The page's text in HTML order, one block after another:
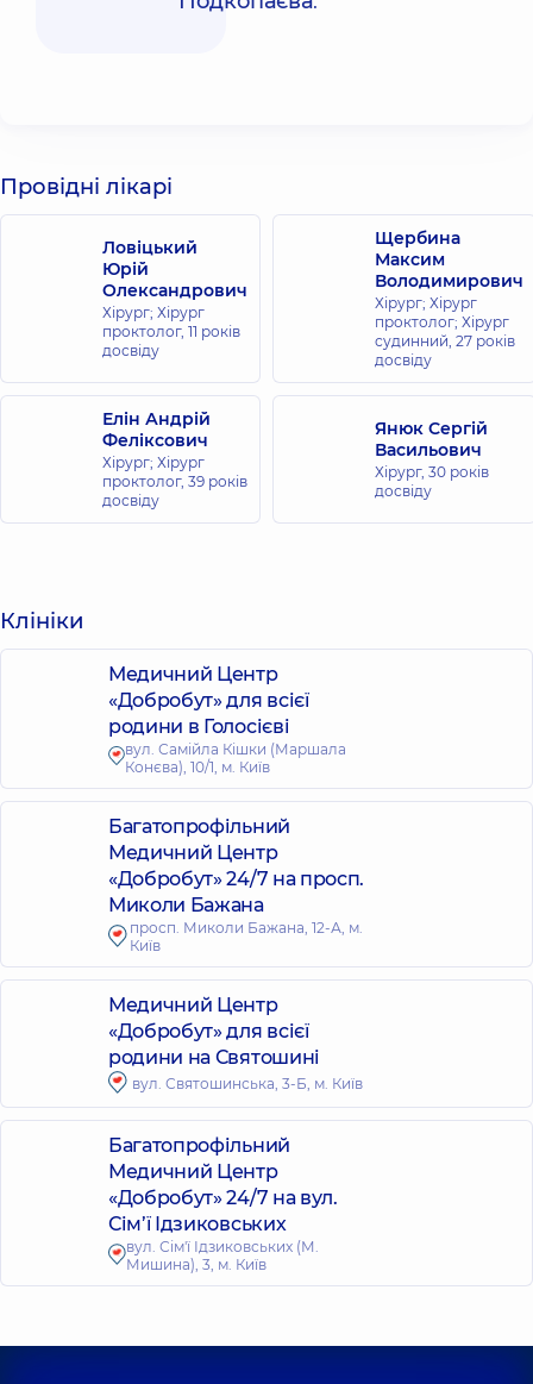
Провідні лікарі
Ловіцький
Юрій
Олександрович
Хірург; Хірург
проктолог, 11 років
досвіду
Щербина
Максим
Володимирович
Хірург; Хірург
проктолог; Хірург
судинний, 27 років
досвіду
Елін Андрій
Феліксович
Хірург; Хірург
проктолог, 39 років
досвіду
Янюк Сергій
Васильович
Хірург, 30 років
досвіду
Клініки
Медичний Центр
«Добробут» для всієї
родини в Голосієві
вул. Самійла Кішки (Маршала
Конєва), 10/1, м. Київ
Багатопрофільний
Медичний Центр
«Добробут» 24/7 на просп.
Миколи Бажана
просп. Миколи Бажана, 12-А, м.
Київ
Медичний Центр
«Добробут» для всієї
родини на Святошині
вул. Святошинська, 3-Б, м. Київ
Багатопрофільний
Медичний Центр
«Добробут» 24/7 на вул.
Сім’ї Ідзиковських
вул. Сім'ї Ідзиковських (М.
Мишина), 3, м. Київ